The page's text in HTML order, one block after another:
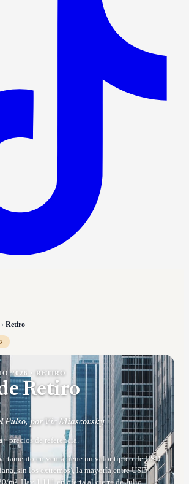
› Retiro
2026 RETIRO
Retiro
Pulso, por Vic Miascovsky
· precios de referencia.
en venta tiene un valor típico de USD
sin los extremos), la mayoría entre USD
m². Hay 1.111 en oferta al cierre de Julio